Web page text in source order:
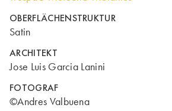
OBERFLÄCHENSTRUKTUR
Satin
ARCHITEKT
Jose Luis Garcia Lanini
FOTOGRAF
©Andres Valbuena